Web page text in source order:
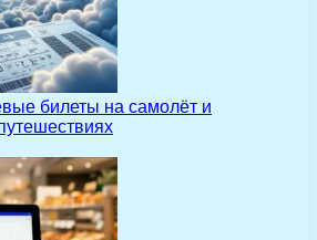
билеты на самолёт и